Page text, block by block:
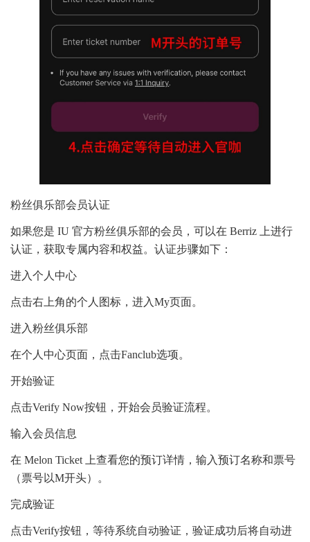
粉丝俱乐部会员认证
如果您是 IU 官方粉丝俱乐部的会员，可以在 Berriz 上进行
认证，获取专属内容和权益。认证步骤如下：
进入个人中心
点击右上角的个人图标，进入My页面。
进入粉丝俱乐部
在个人中心页面，点击Fanclub选项。
开始验证
点击Verify Now按钮，开始会员验证流程。
输入会员信息
在 Melon Ticket 上查看您的预订详情，输入预订名称和票号
（票号以M开头）。
完成验证
点击Verify按钮，等待系统自动验证，验证成功后将自动进